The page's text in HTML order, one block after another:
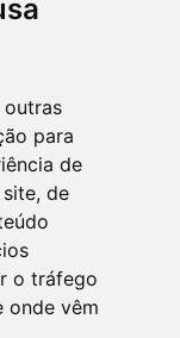
para
de
de
o tráfego
onde vêm
de
e